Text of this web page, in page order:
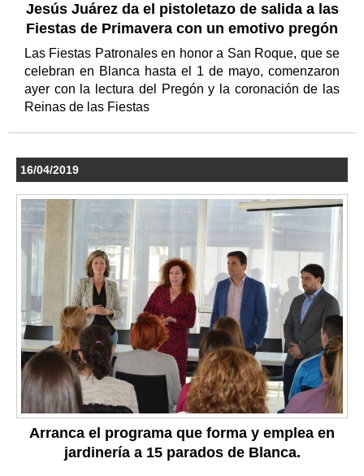
Jesús Juárez da el pistoletazo de salida a las
Fiestas de Primavera con un emotivo pregón
Las Fiestas Patronales en honor a San Roque, que se
celebran en Blanca hasta el 1 de mayo, comenzaron
ayer con la lectura del Pregón y la coronación de las
Reinas de las Fiestas
16/04/2019
Arranca el programa que forma y emplea en
jardinería a 15 parados de Blanca.